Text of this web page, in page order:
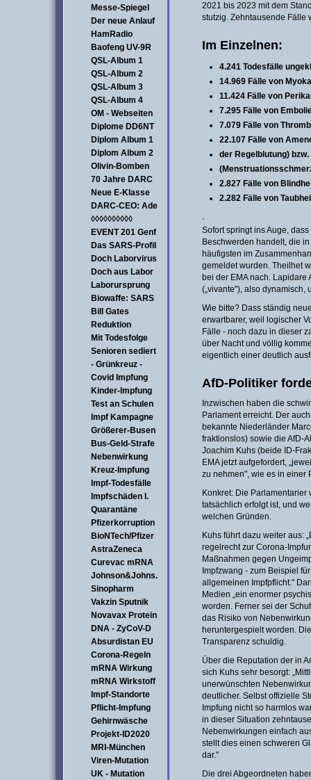
Messe-Spiegel
Der neue Anlauf
HamRadio
Baofeng UV-9R
QSL-Album 1
QSL-Album 2
QSL-Album 3
QSL-Album 4
OM - Webseiten
Diplome DD6NT
Diplom Album 1
Diplom Album 2
Olivin-Bomben
70 Jahre DARC
Neue E-Klasse
DARC-CEO: Ade
◊◊◊◊◊◊◊◊◊◊
EVENT 201 Genf
Das SARS-Profil
Doch Laborvirus
Doch aus Labor
Laborursprung
Biowaffe: SARS
Bill Gates
Reduktion
Mit Todesfolge
Senioren sediert
- Grünkreuz -
Covid Impfung
Kinder-Impfung
Test an Schulen
Impf Kampagne
Größerer-Busen
Bus-Geld-Strafe
Nebenwirkung
Kreuz-Impfung
Impf-Todesfälle
Impfschäden I.
Quarantäne
Pfizerkorruption
BioNTech/Pfizer
AstraZeneca
Curevac mRNA
Johnson&Johns.
Sinopharm
Vakzin Sputnik
Novavax Protein
DNA - ZyCoV-D
Absurdistan EU
Corona-Regeln
mRNA Wirkung
mRNA Wirkstoff
Impf-Standorte
Pflicht-Impfung
Gehirnwäsche
Projekt-ID2020
MRI-München
Viren-Mutation
UK - Mutation
2021 bis 2023 mit dem
stutzig. Zehntausende Fälle
Im Einzelnen:
4.241 Todesfälle
14.969 Fälle von
11.424 Fälle von
7.295 Fälle von
7.079 Fälle von
22.107 Fälle von
der Regelblutung)
2.827 Fälle von
2.282 Fälle von
·
Sofort springt ins Auge,
Beschwerden handelt, die
häufigsten im
gemeldet wurden. Theilhet
bei der EMA nach. Lapidare
(„vivante"), also dynamisch,
Wie bitte? Dass ständig
erwartbarer, weil logischer
Fälle - noch dazu in dieser
über Nacht und völlig
eigentlich einer deutlich
AfD-Politiker
Inzwischen haben die
Parlament erreicht. Der
bekannte Niederländer
fraktionslos) sowie die AfD-
Joachim Kuhs (beide ID-
EMA jetzt aufgefordert,
zu nehmen", wie es in einer
Konkret: Die
tatsächlich erfolgt ist, und
welchen Gründen.
Kuhs führt dazu weiter aus:
regelrecht zur Corona-
Maßnahmen gegen
Impfzwang - zum Beispiel
allgemeinen Impfpflicht."
Medien „ein enormer
worden. Ferner sei der
das Risiko von
heruntergespielt worden.
Transparenz schuldig.
Über die Reputation der in
sich Kuhs sehr besorgt:
unerwünschten
deutlicher. Selbst offizielle
Impfung nicht so harmlos
in dieser Situation
Nebenwirkungen einfach
stellt dies einen schweren
dar."
Die drei Abgeordneten